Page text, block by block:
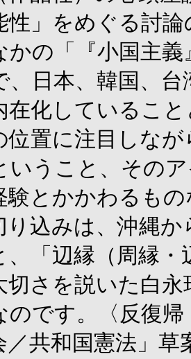
性」をめぐる討
の「『小国主義
、日本、韓国、
在化しているこ
位置に注目しな
いうこと、その
験とかかわるも
り込みは、沖縄
、「辺縁（周縁
切さを説いた白
です。〈反復帰
／共和国憲法」